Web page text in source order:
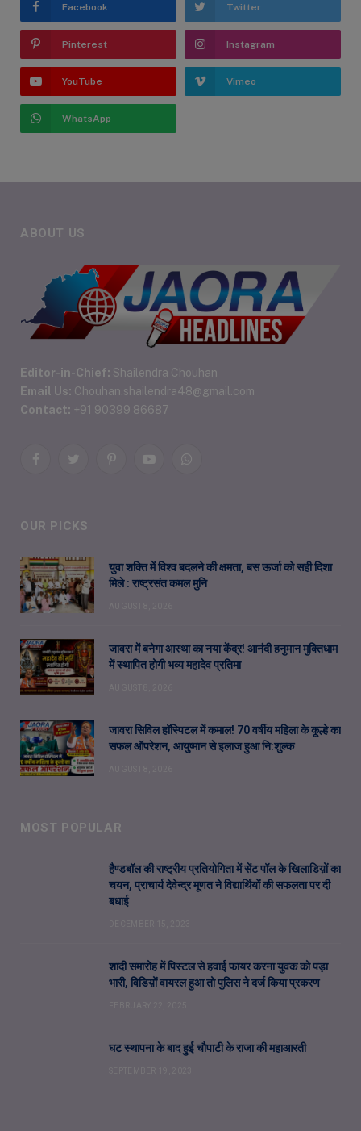
Facebook Twitter
Pinterest Instagram
YouTube Vimeo
WhatsApp
ABOUT US
Editor-in-Chief: Shailendra Chouhan
Email Us: Chouhan.shailendra48@gmail.com
Contact: +91 90399 86687
FacebookTwitterPinterestYouTubeWhatsApp
OUR PICKS
युवा शक्ति में विश्व बदलने की क्षमता, बस ऊर्जा को सही दिशा
मिले : राष्ट्रसंत कमल मुनि
जावरा में बनेगा आस्था का नया केंद्र! आनंदी हनुमान मुक्तिधाम
में स्थापित होगी भव्य महादेव प्रतिमा
जावरा सिविल हॉस्पिटल में कमाल! 70 वर्षीय महिला के कूल्हे का
सफल ऑपरेशन, आयुष्मान से इलाज हुआ नि:शुल्क
MOST POPULAR
हैण्डबॉल की राष्ट्रीय प्रतियोगिता में सेंट पॉल के खिलाडिय़ों का
चयन, प्राचार्य देवेन्द्र मूणत ने विद्यार्थियों की सफलता पर दी
बधाई
शादी समारोह में पिस्टल से हवाई फायर करना युवक को पड़ा
भारी, विडिय़ों वायरल हुआ तो पुलिस ने दर्ज किया प्रकरण
घट स्थापना के बाद हुई चौपाटी के राजा की महाआरती